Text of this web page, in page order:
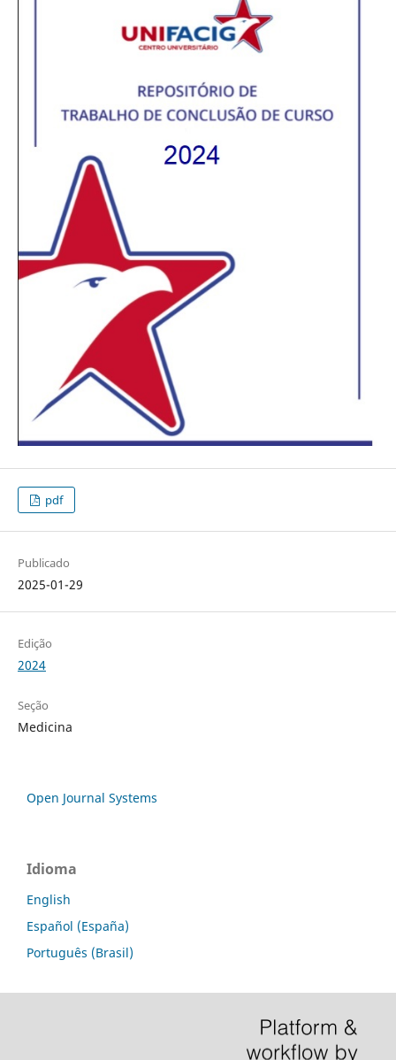
pdf
Publicado
2025-01-29
Edição
2024
Seção
Medicina
Open Journal Systems
Idioma
English
Español (España)
Português (Brasil)